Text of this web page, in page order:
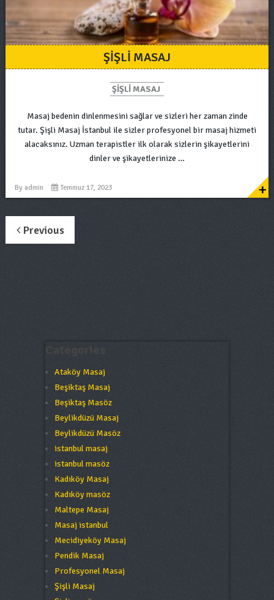
ŞIŞLI MASAJ
ŞIŞLI MASAJ
Masaj bedenin dinlenmesini sağlar ve sizleri her zaman zinde
tutar. Şişli Masaj İstanbul ile sizler profesyonel bir masaj hizmeti
alacaksınız. Uzman terapistler ilk olarak sizlerin şikayetlerini
dinler ve şikayetlerinize …
By admin Temmuz 17, 2023 +
Previous
Ataköy Masaj
Beşiktaş Masaj
Beşiktaş Masöz
Beylikdüzü Masaj
Beylikdüzü Masöz
istanbul masaj
istanbul masöz
Kadıköy Masaj
Kadıköy masöz
Maltepe Masaj
Masaj istanbul
Mecidiyeköy Masaj
Pendik Masaj
Profesyonel Masaj
Şişli Masaj